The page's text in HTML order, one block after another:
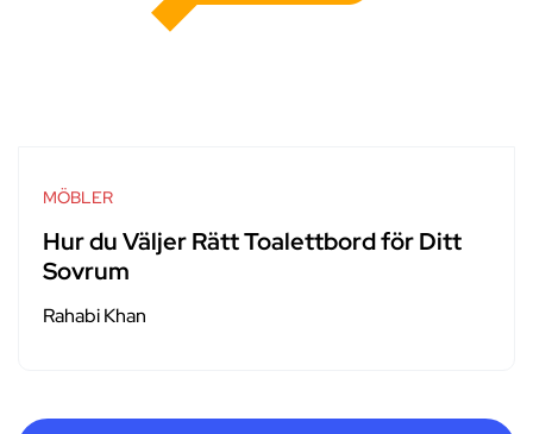
MÖBLER
Hur du Väljer Rätt Toalettbord för Ditt
Sovrum
Rahabi Khan